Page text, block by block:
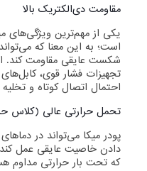
مقاومت دی‌الکتریک بالا
یکی از مهم‌ترین ویژگی‌های
است؛ به این معنا که
شکست عایقی مقاومت کند.
تجهیزات فشار قوی،
احتمال اتصال کوتاه و
تحمل حرارتی عالی (کلاس
پودر میکا می‌تواند در
دادن خاصیت عایقی عمل
که تحت بار حرارتی مداوم